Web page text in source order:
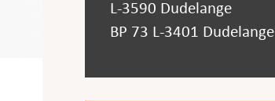
L-3590 Dudelange
BP 73 L-3401 Dudelange